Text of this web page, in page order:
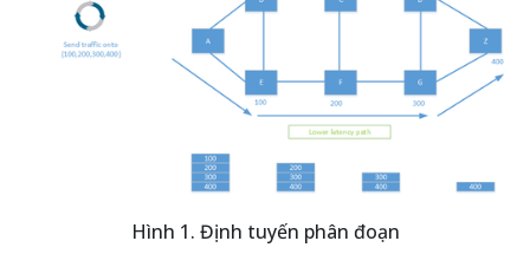
Hình 1. Định tuyến phân đoạn